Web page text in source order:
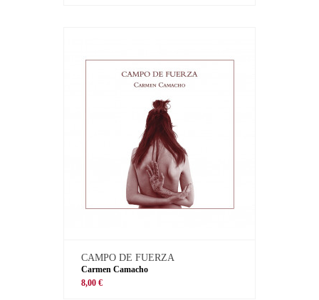
CAMPO DE FUERZA
Carmen Camacho
8,00 €